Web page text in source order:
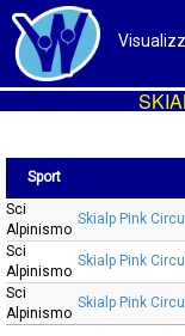
Sport
Sport Gara
Sci
Alpinismo
Skialp Pink
Sci
Alpinismo
Skialp Pink
Sci
Alpinismo
Skialp Pink